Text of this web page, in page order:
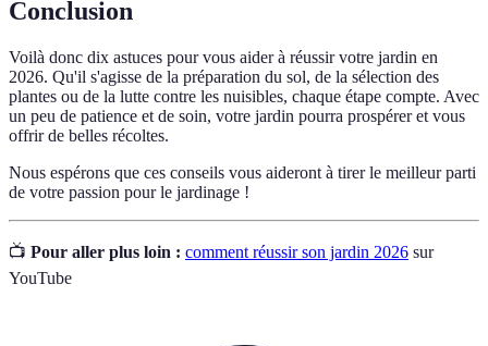
Conclusion
Voilà donc dix astuces pour vous aider à réussir votre jardin en
2026. Qu'il s'agisse de la préparation du sol, de la sélection des
plantes ou de la lutte contre les nuisibles, chaque étape compte. Avec
un peu de patience et de soin, votre jardin pourra prospérer et vous
offrir de belles récoltes.
Nous espérons que ces conseils vous aideront à tirer le meilleur parti
de votre passion pour le jardinage !
📺 Pour aller plus loin : comment réussir son jardin 2026 sur
YouTube